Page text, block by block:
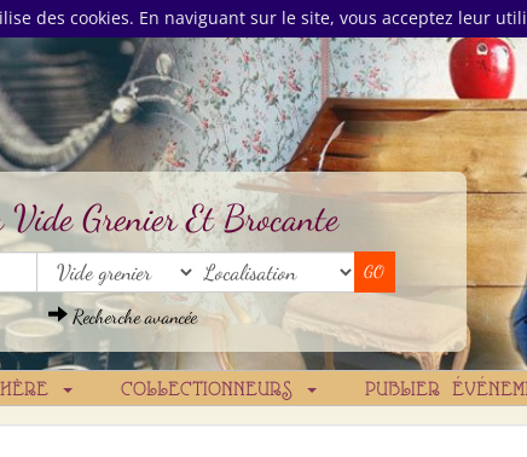
des cookies. En naviguant sur le site, vous acceptez leur
Vide Grenier Et Brocante
Recherche avancée
COLLECTIONNEURS PUBLIER